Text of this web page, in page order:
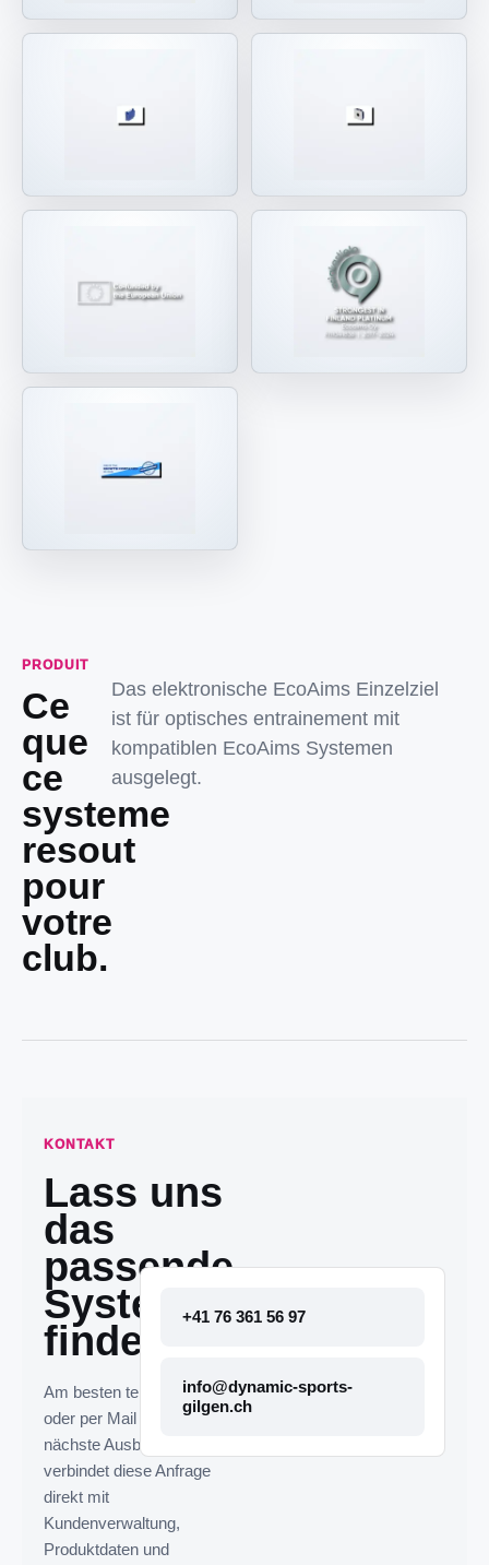
PRODUIT
Ce
que
ce
systeme
resout
pour
votre
club.
Das elektronische EcoAims Einzelziel
ist für optisches entrainement mit
kompatiblen EcoAims Systemen
ausgelegt.
KONTAKT
Lass uns
das
passende
System
finden.
Am besten telefonisch
oder per Mail melden. Die
nächste Ausbaustufe
verbindet diese Anfrage
direkt mit
Kundenverwaltung,
Produktdaten und
+41 76 361 56 97
info@dynamic-sports-
gilgen.ch